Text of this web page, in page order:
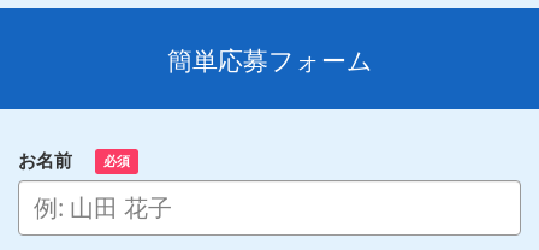
簡単応募フォーム
お名前 必須